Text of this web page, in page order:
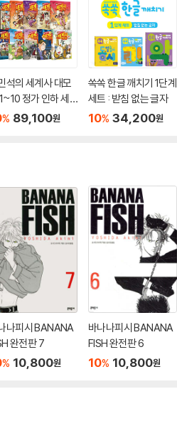
석의 세계사 대모
정가 인하 세
% 89,100원
쏙쏙 한글 깨치기 1단계
세트 : 받침 없는 글자
10% 34,200원
나피시 BANANA
완전판 7
% 10,800원
바나나피시 BANANA
FISH 완전판 6
10% 10,800원